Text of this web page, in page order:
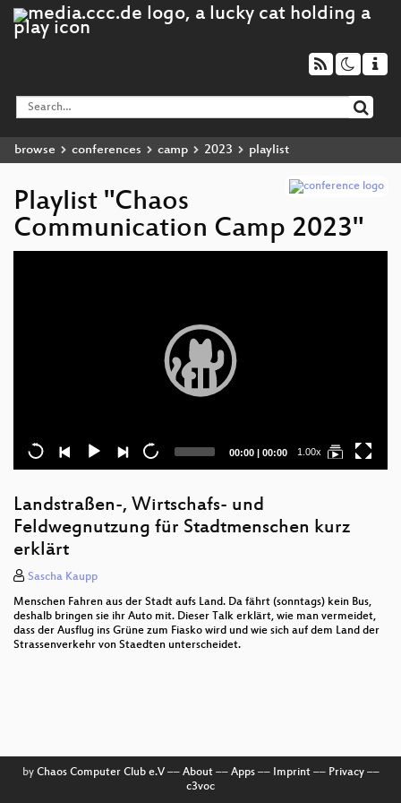
browse conferences camp 2023 playlist
Playlist "Chaos
Communication Camp 2023"
Current
00:00 | Total
00:00 1.00x
Landstraßen-, Wirtschafs- und
Feldwegnutzung für Stadtmenschen kurz
erklärt
Sascha Kaupp
Menschen Fahren aus der Stadt aufs Land. Da fährt (sonntags) kein Bus,
deshalb bringen sie ihr Auto mit. Dieser Talk erklärt, wie man vermeidet,
dass der Ausflug ins Grüne zum Fiasko wird und wie sich auf dem Land der
Strassenverkehr von Staedten unterscheidet.
by Chaos Computer Club e.V–– About–– Apps–– Imprint–– Privacy––
c3voc